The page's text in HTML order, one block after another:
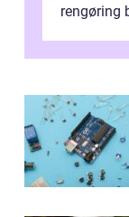
rengøring
samlede ...